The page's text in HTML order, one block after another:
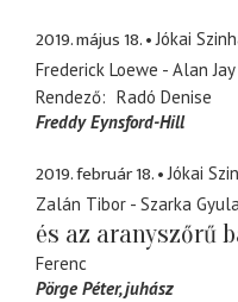
2019. május 18.
Jókai
Frederick Loewe - Alan
Rendező
Radó Denise
Freddy Eynsford-Hill
2019. február 18.
Jókai
Zalán Tibor - Szarka
és az aranyszőrű
Ferenc
Pörge Péter juhász